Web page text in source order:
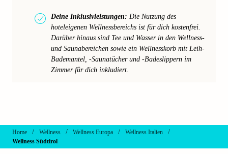
Deine Inklusivleistungen: Die Nutzung des
hoteleigenen Wellnessbereichs ist für dich kostenfrei.
Darüber hinaus sind Tee und Wasser in den Wellness-
und Saunabereichen sowie ein Wellnesskorb mit Leih-
Bademantel, -Saunatücher und -Badeslippern im
Zimmer für dich inkludiert.
Home / Wellness / Wellness Europa / Wellness Italien /
Wellness Südtirol